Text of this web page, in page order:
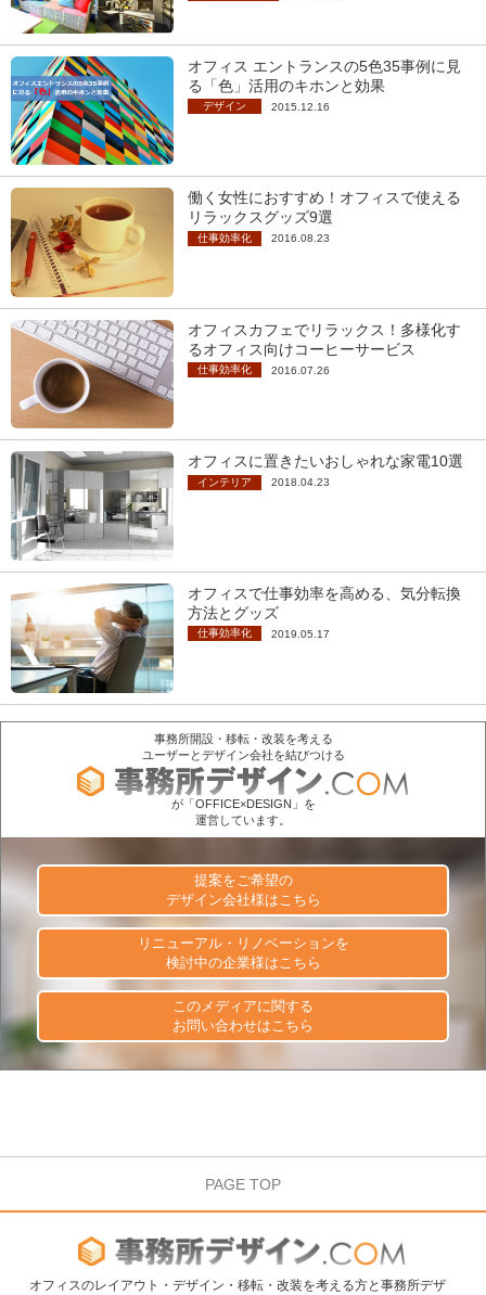
オフィス エントランスの5色35事例に見
る「色」活用のキホンと効果
デザイン 2015.12.16
働く女性におすすめ！オフィスで使える
リラックスグッズ9選
仕事効率化 2016.08.23
オフィスカフェでリラックス！多様化す
るオフィス向けコーヒーサービス
仕事効率化 2016.07.26
オフィスに置きたいおしゃれな家電10選
インテリア 2018.04.23
オフィスで仕事効率を高める、気分転換
方法とグッズ
仕事効率化 2019.05.17
事務所開設・移転・改装を考える
ユーザーとデザイン会社を結びつける
が「OFFICE×DESIGN」を
運営しています。
提案をご希望の
デザイン会社様はこちら
リニューアル・リノベーションを
検討中の企業様はこちら
このメディアに関する
お問い合わせはこちら
PAGE TOP
オフィスのレイアウト・デザイン・移転・改装を考える方と事務所デザ